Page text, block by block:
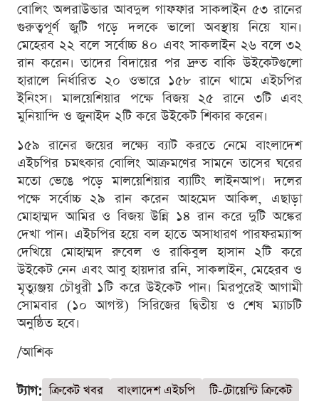
বোলিং অলরাউন্ডার আবদুল গাফফার সাকলাইন ৫৩ রানের
গুরুত্বপূর্ণ জুটি গড়ে দলকে ভালো অবস্থায় নিয়ে যান।
মেহেরব ২২ বলে সর্বোচ্চ ৪০ এবং সাকলাইন ২৬ বলে ৩২
রান করেন। তাদের বিদায়ের পর দ্রুত বাকি উইকেটগুলো
হারালে নির্ধারিত ২০ ওভারে ১৫৮ রানে থামে এইচপির
ইনিংস। মালয়েশিয়ার পক্ষে বিজয় ২৫ রানে ৩টি এবং
মুনিয়ান্দি ও জুনাইদ ২টি করে উইকেট শিকার করেন।
১৫৯ রানের জয়ের লক্ষ্যে ব্যাট করতে নেমে বাংলাদেশ
এইচপির চমৎকার বোলিং আক্রমণের সামনে তাসের ঘরের
মতো ভেঙে পড়ে মালয়েশিয়ার ব্যাটিং লাইনআপ। দলের
পক্ষে সর্বোচ্চ ২৯ রান করেন আহমেদ আকিল, এছাড়া
মোহাম্মদ আমির ও বিজয় উন্নি ১৪ রান করে দুটি অঙ্কের
দেখা পান। এইচপির হয়ে বল হাতে অসাধারণ পারফরম্যান্স
দেখিয়ে মোহাম্মদ রুবেল ও রাকিবুল হাসান ২টি করে
উইকেট নেন এবং আবু হায়দার রনি, সাকলাইন, মেহেরব ও
মৃত্যুঞ্জয় চৌধুরী ১টি করে উইকেট পান। মিরপুরেই আগামী
সোমবার (১০ আগস্ট) সিরিজের দ্বিতীয় ও শেষ ম্যাচটি
অনুষ্ঠিত হবে।
/আশিক
ট্যাগ: ক্রিকেট খবর বাংলাদেশ এইচপি
টি-টোয়েন্টি ক্রিকেট